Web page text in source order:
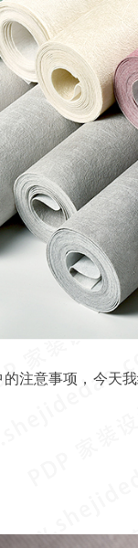
注意事项，今天